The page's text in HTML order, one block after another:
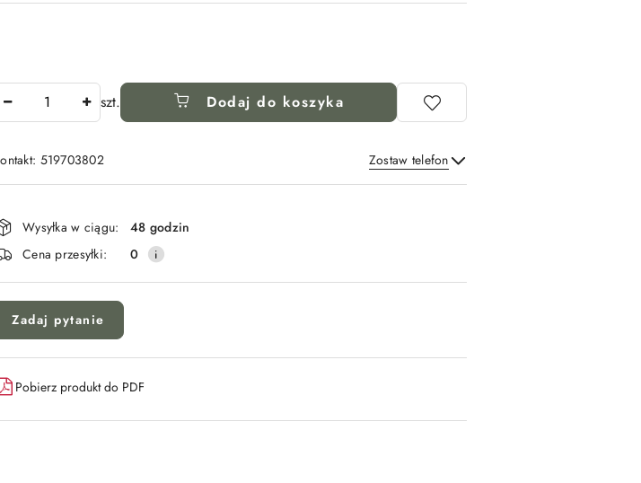
szt. Dodaj do koszyka
519703802 Zostaw telefon
Wyślij
Wysyłka w ciągu:
48 godzin
Cena przesyłki:
0
Zadaj pytanie
Pobierz produkt do PDF